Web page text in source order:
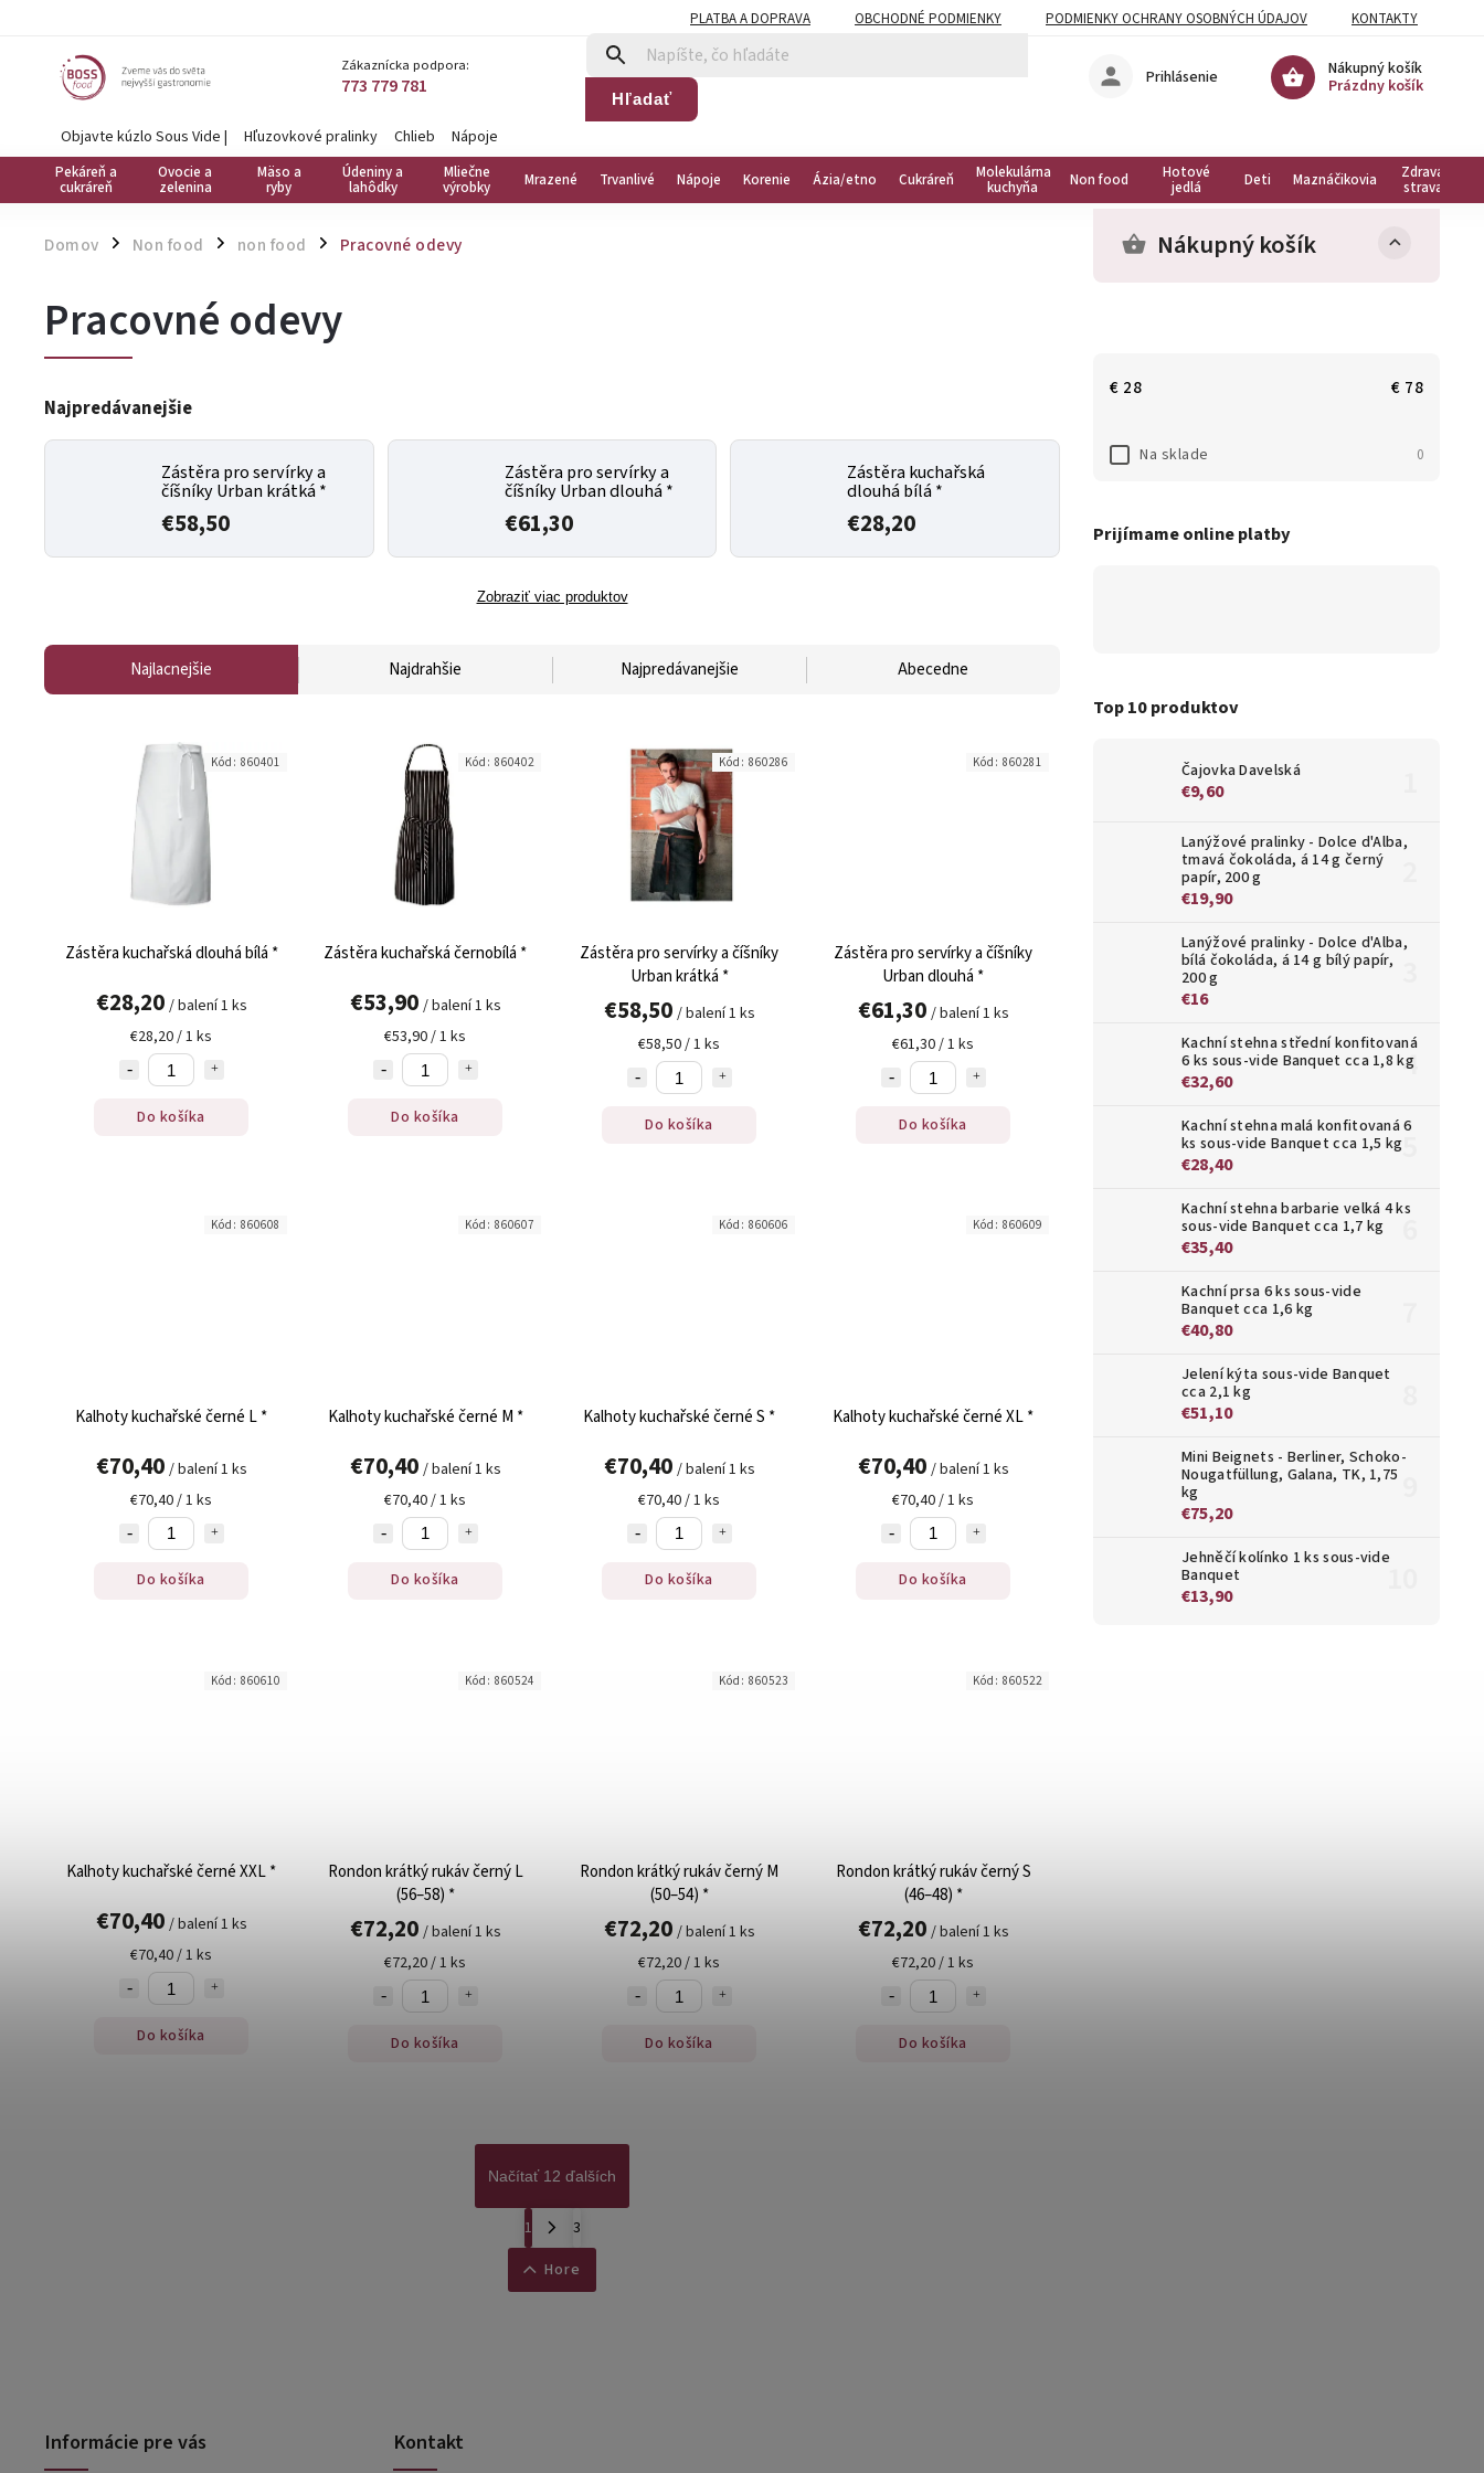
PLATBA A DOPRAVA OBCHODNÉ PODMIENKY PODMIENKY OCHRANY OSOBNÝCH ÚDAJOV KONTAKTY
Zákaznícka podpora:
773 779 781 Hľadať
Nákupný košík
Prázdny košík
Prihlásenie
Objavte kúzlo Sous Vide | Hľuzovkové pralinky Chlieb Nápoje
Pekáreň a
cukráreň
Ovocie a
zelenina
Mäso a
ryby
Údeniny a
lahôdky
Mliečne
výrobky Mrazené Trvanlivé Nápoje Korenie Ázia/etno Cukráreň Molekulárna
kuchyňa Non food Hotové
jedlá Deti Maznáčikovia Zdravá
strava
Domov / Non food / non food / Pracovné odevy Nákupný košík
€ 28 € 78
Na sklade 0
Prijímame online platby
Top 10 produktov
Čajovka Davelská
€9,60
Lanýžové pralinky - Dolce d'Alba,
tmavá čokoláda, á 14 g černý
papír, 200 g
€19,90
Lanýžové pralinky - Dolce d'Alba,
bílá čokoláda, á 14 g bílý papír,
200 g
€16
Kachní stehna střední konfitovaná
6 ks sous-vide Banquet cca 1,8 kg
€32,60
Kachní stehna malá konfitovaná 6
ks sous-vide Banquet cca 1,5 kg
€28,40
Kachní stehna barbarie velká 4 ks
sous-vide Banquet cca 1,7 kg
€35,40
Kachní prsa 6 ks sous-vide
Banquet cca 1,6 kg
€40,80
Jelení kýta sous-vide Banquet
cca 2,1 kg
€51,10
Mini Beignets - Berliner, Schoko-
Nougatfüllung, Galana, TK, 1,75
kg
€75,20
Jehněčí kolínko 1 ks sous-vide
Banquet
€13,90
Pracovné odevy
Najpredávanejšie
Zástěra pro servírky a
číšníky Urban krátká *
€58,50
Zástěra pro servírky a
číšníky Urban dlouhá *
€61,30
Zástěra kuchařská
dlouhá bílá *
€28,20
Zobraziť viac produktov
Najlacnejšie Najdrahšie Najpredávanejšie Abecedne
Zástěra kuchařská dlouhá bílá *
€28,20 / balení 1 ks
€28,20 / 1 ks
Do košíka
Kód: 860401
Zástěra kuchařská černobílá *
€53,90 / balení 1 ks
€53,90 / 1 ks
Do košíka
Kód: 860402
Zástěra pro servírky a číšníky
Urban krátká *
€58,50 / balení 1 ks
€58,50 / 1 ks
Do košíka
Kód: 860286
Zástěra pro servírky a číšníky
Urban dlouhá *
€61,30 / balení 1 ks
€61,30 / 1 ks
Do košíka
Kód: 860281
Kalhoty kuchařské černé L *
€70,40 / balení 1 ks
€70,40 / 1 ks
Do košíka
Kód: 860608
Kalhoty kuchařské černé M *
€70,40 / balení 1 ks
€70,40 / 1 ks
Do košíka
Kód: 860607
Kalhoty kuchařské černé S *
€70,40 / balení 1 ks
€70,40 / 1 ks
Do košíka
Kód: 860606
Kalhoty kuchařské černé XL *
€70,40 / balení 1 ks
€70,40 / 1 ks
Do košíka
Kód: 860609
Kalhoty kuchařské černé XXL *
€70,40 / balení 1 ks
€70,40 / 1 ks
Do košíka
Kód: 860610
Rondon krátký rukáv černý L
(56–58) *
€72,20 / balení 1 ks
€72,20 / 1 ks
Do košíka
Kód: 860524
Rondon krátký rukáv černý M
(50–54) *
€72,20 / balení 1 ks
€72,20 / 1 ks
Do košíka
Kód: 860523
Rondon krátký rukáv černý S
(46–48) *
€72,20 / balení 1 ks
€72,20 / 1 ks
Do košíka
Kód: 860522
Načítať 12 ďalších
1
3
Hore
Informácie pre vás Kontakt